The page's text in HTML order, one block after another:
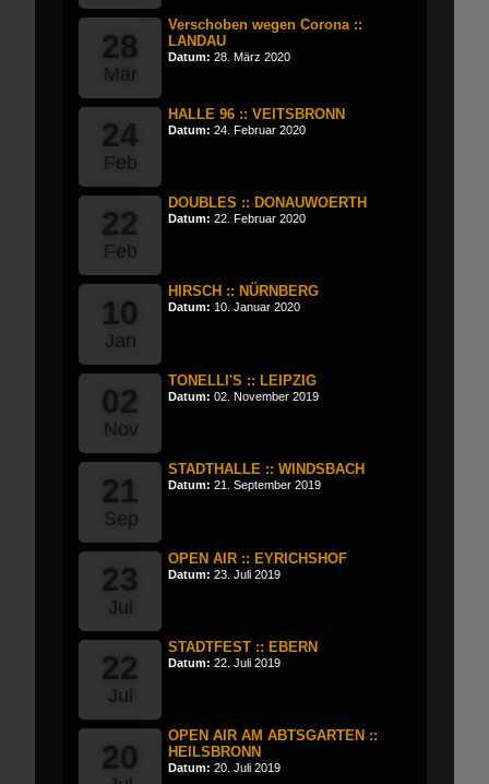
28
Mär
Verschoben wegen Corona ::
LANDAU
Datum: 28. März 2020
24
Feb
HALLE 96 :: VEITSBRONN
Datum: 24. Februar 2020
22
Feb
DOUBLES :: DONAUWOERTH
Datum: 22. Februar 2020
10
Jan
HIRSCH :: NÜRNBERG
Datum: 10. Januar 2020
02
Nov
TONELLI'S :: LEIPZIG
Datum: 02. November 2019
21
Sep
STADTHALLE :: WINDSBACH
Datum: 21. September 2019
23
Jul
OPEN AIR :: EYRICHSHOF
Datum: 23. Juli 2019
22
Jul
STADTFEST :: EBERN
Datum: 22. Juli 2019
20
OPEN AIR AM ABTSGARTEN ::
HEILSBRONN
Datum: 20. Juli 2019